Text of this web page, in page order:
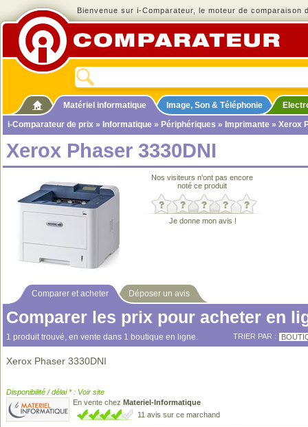
Bienvenue sur i-Comparateur, le moteur de comparaison
Matériel informatique Image, Son & Téléphonie
i-Comparateur de prix » Informatique » Périphériques » Imprimante » Xerox
Xerox Phaser 3330DNI
Nos visiteurs n'ont pas encore
noté ce produit
Je donne mon avis !
Comparer et acheter Déposer un avis
Comparer les prix pour acheter en
1 produit trouvé, en vente dans 1 boutique en ligne. TRIER PAR :
Xerox Phaser 3330DNI
Disponibilité / délai * : Voir site
En vente chez Materiel-Informatique
11 avis sur ce marchand